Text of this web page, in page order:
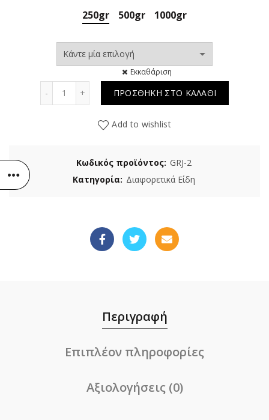
250gr 500gr 1000gr
Εκκαθάριση
ΠΡΟΣΘΗΚΗ ΣΤΟ ΚΑΛΑΘΙ
Add to wishlist
Κωδικός προϊόντος: GRJ-2
Κατηγορία: Διαφορετικά Είδη
Περιγραφή
Επιπλέον πληροφορίες
Αξιολογήσεις (0)